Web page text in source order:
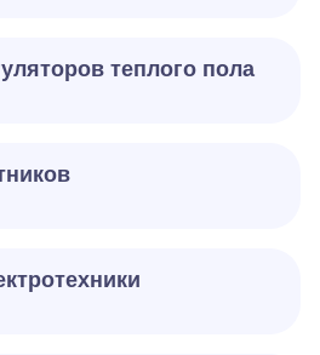
теплого пола